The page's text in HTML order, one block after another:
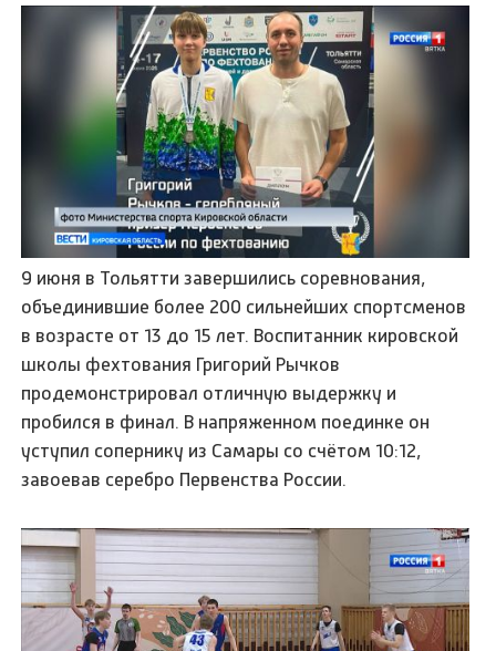
9 июня в Тольятти завершились соревнования,
объединившие более 200 сильнейших спортсменов
в возрасте от 13 до 15 лет. Воспитанник кировской
школы фехтования Григорий Рычков
продемонстрировал отличную выдержку и
пробился в финал. В напряженном поединке он
уступил сопернику из Самары со счётом 10:12,
завоевав серебро Первенства России.